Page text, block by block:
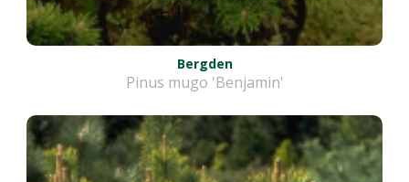
Bergden
Pinus mugo 'Benjamin'